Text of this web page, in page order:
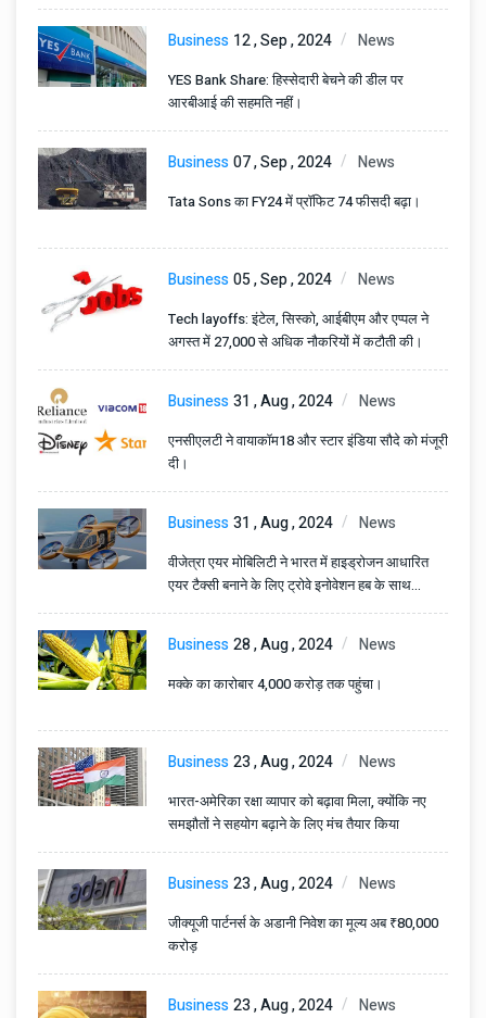
Business 12 , Sep , 2024 News
YES Bank Share: हिस्सेदारी बेचने की डील पर
आरबीआई की सहमति नहीं।
Business07 , Sep , 2024 News
Tata Sons का FY24 में प्रॉफिट 74 फीसदी बढ़ा।
Business05 , Sep , 2024 News
Tech layoffs: इंटेल, सिस्को, आईबीएम और एप्पल ने
अगस्त में 27,000 से अधिक नौकरियों में कटौती की।
Business31 , Aug , 2024 News
एनसीएलटी ने वायाकॉम18 और स्टार इंडिया सौदे को मंजूरी
दी।
Business31 , Aug , 2024 News
वीजेत्रा एयर मोबिलिटी ने भारत में हाइड्रोजन आधारित
एयर टैक्सी बनाने के लिए ट्रोवे इनोवेशन हब के साथ
साझेदारी की।
Business28 , Aug , 2024 News
मक्के का कारोबार 4,000 करोड़ तक पहुंचा।
Business23 , Aug , 2024 News
भारत-अमेरिका रक्षा व्यापार को बढ़ावा मिला, क्योंकि नए
समझौतों ने सहयोग बढ़ाने के लिए मंच तैयार किया
Business23 , Aug , 2024 News
जीक्यूजी पार्टनर्स के अडानी निवेश का मूल्य अब ₹80,000
करोड़
Business23 , Aug , 2024 News